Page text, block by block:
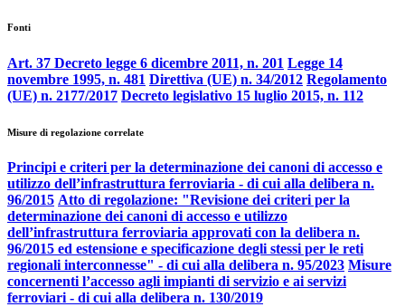
Fonti
Art. 37 Decreto legge 6 dicembre 2011, n. 201 Legge 14
novembre 1995, n. 481 Direttiva (UE) n. 34/2012 Regolamento
(UE) n. 2177/2017 Decreto legislativo 15 luglio 2015, n. 112
Misure di regolazione correlate
Principi e criteri per la determinazione dei canoni di accesso e
utilizzo dell’infrastruttura ferroviaria - di cui alla delibera n.
96/2015 Atto di regolazione: "Revisione dei criteri per la
determinazione dei canoni di accesso e utilizzo
dell’infrastruttura ferroviaria approvati con la delibera n.
96/2015 ed estensione e specificazione degli stessi per le reti
regionali interconnesse" - di cui alla delibera n. 95/2023 Misure
concernenti l’accesso agli impianti di servizio e ai servizi
ferroviari - di cui alla delibera n. 130/2019